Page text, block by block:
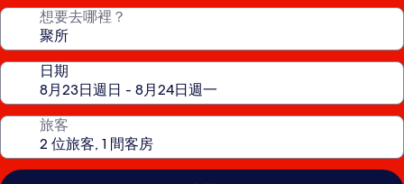
想要去哪裡？
日期
旅客